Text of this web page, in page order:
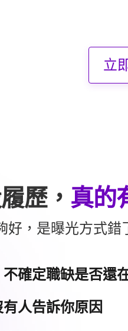
立
歷， 真的
好，是曝光方式錯
確定職缺是否還
人告訴你原因